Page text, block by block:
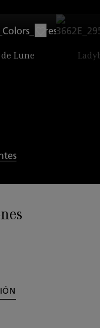
Lune